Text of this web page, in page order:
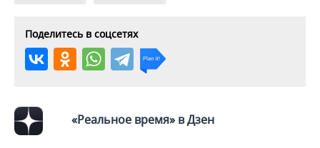
ВОЛЕЙБОЛ
ФИГУРНОЕ КАТАНИЕ
ИСТОРИЯ
МЕДИЦИНА
СПИСОК ПЕРСОН
ПОЛНАЯ ВЕРСИЯ
Поделитесь в соцсетях
«Реальное время» в Дзен